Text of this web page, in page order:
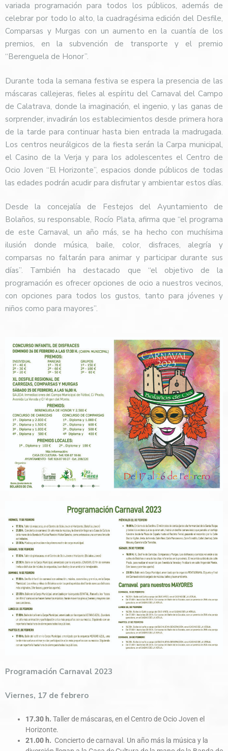
variada programación para todos los públicos, además de
celebrar por todo lo alto, la cuadragésima edición del Desfile,
Comparsas y Murgas con un aumento en la cuantía de los
premios, en la subvención de transporte y el premio
“Berenguela de Honor”.
Durante toda la semana festiva se espera la presencia de las
máscaras callejeras, fieles al espíritu del Carnaval del Campo
de Calatrava, donde la imaginación, el ingenio, y las ganas de
sorprender, invadirán los establecimientos desde primera hora
de la tarde para continuar hasta bien entrada la madrugada.
Los centros neurálgicos de la fiesta serán la Carpa municipal,
el Casino de la Verja y para los adolescentes el Centro de
Ocio Joven “El Horizonte”, espacios donde públicos de todas
las edades podrán acudir para disfrutar y ambientar estos días.
Desde la concejalía de Festejos del Ayuntamiento de
Bolaños, su responsable, Rocío Plata, afirma que “el programa
de este Carnaval, un año más, se ha hecho con muchísima
ilusión donde música, baile, color, disfraces, alegría y
comparsas no faltarán para animar y participar durante sus
días”. También ha destacado que “el objetivo de la
programación es ofrecer opciones de ocio a nuestros vecinos,
con opciones para todos los gustos, tanto para jóvenes y
niños como para mayores”.
Programación Carnaval 2023
Viernes, 17 de febrero
17.30 h. Taller de máscaras, en el Centro de Ocio Joven el
Horizonte.
21.00 h. Concierto de carnaval. Un año más la música y la